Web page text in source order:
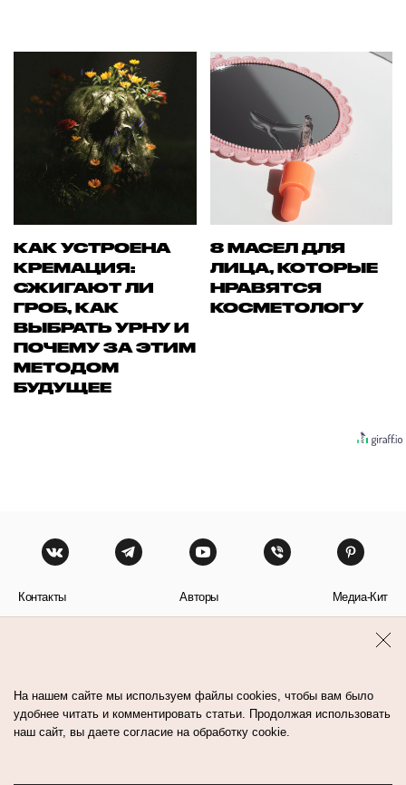
КАК УСТРОЕНА
КРЕМАЦИЯ:
СЖИГАЮТ ЛИ
ГРОБ, КАК
ВЫБРАТЬ УРНУ И
ПОЧЕМУ ЗА ЭТИМ
МЕТОДОМ
БУДУЩЕЕ
8 МАСЕЛ ДЛЯ
ЛИЦА, КОТОРЫЕ
НРАВЯТСЯ
КОСМЕТОЛОГУ
Контакты Авторы Медиа-Кит
На нашем сайте мы используем файлы cookies, чтобы вам было
удобнее читать и комментировать статьи. Продолжая использовать
наш сайт, вы даете согласие на обработку cookie.